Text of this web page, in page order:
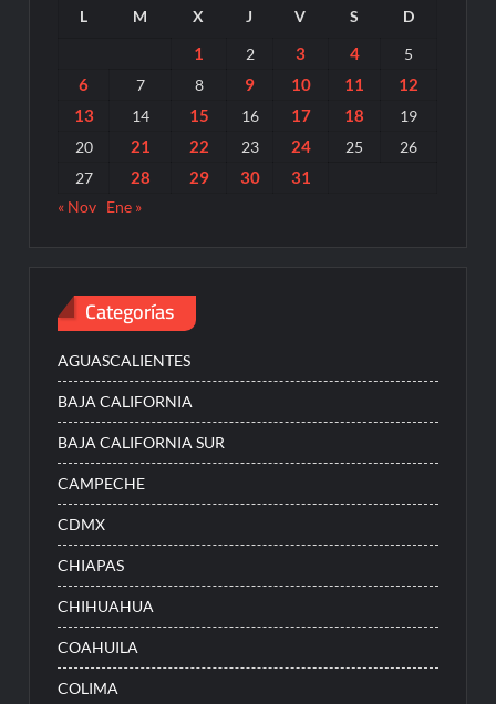
L M X J V S D
1 2 3 4 5
6 7 8 9 10 11
12
13
14 15 16 17 18
19
20
21 22 23 24 25
26
27
28 29 30 31
« Nov Ene »
Categorías
AGUASCALIENTES
BAJA CALIFORNIA
BAJA CALIFORNIA SUR
CAMPECHE
CDMX
CHIAPAS
CHIHUAHUA
COAHUILA
COLIMA